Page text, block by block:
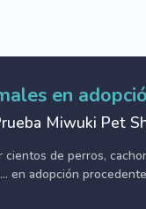
en
Miwuki Pet
de perros,
en adopción